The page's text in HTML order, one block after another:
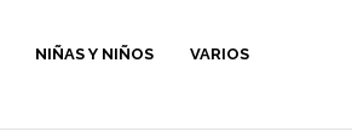
NIÑAS Y NIÑOS VARIOS